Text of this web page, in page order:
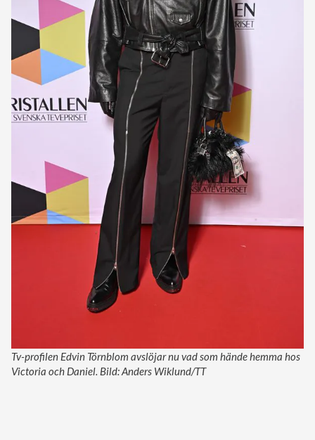
Tv-profilen Edvin Törnblom avslöjar nu vad som hände hemma hos
Victoria och Daniel. Bild: Anders Wiklund/TT